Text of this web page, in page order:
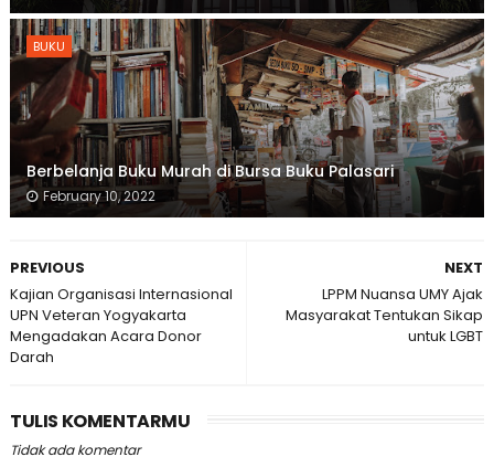
BUKU
Berbelanja Buku Murah di Bursa Buku Palasari
February 10, 2022
NEXT
LPPM Nuansa UMY Ajak
Masyarakat Tentukan Sikap
untuk LGBT
PREVIOUS
Kajian Organisasi Internasional
UPN Veteran Yogyakarta
Mengadakan Acara Donor
Darah
TULIS KOMENTARMU
Tidak ada komentar